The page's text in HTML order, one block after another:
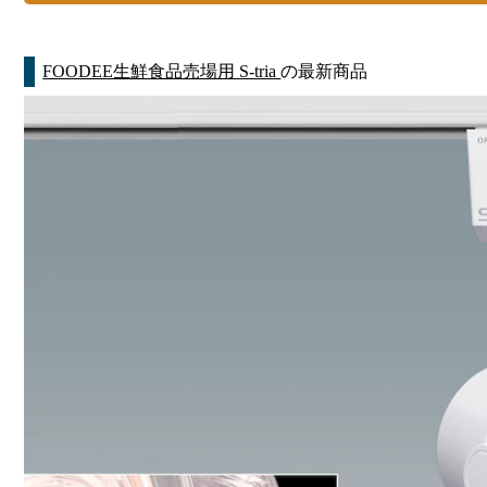
FOODEE生鮮食品売場用 S-triaの最新商品